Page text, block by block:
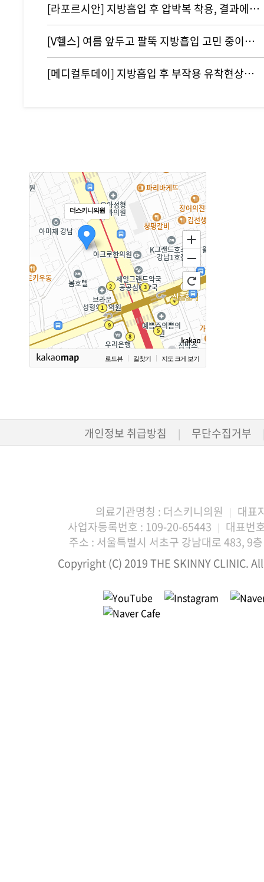
[라포르시안] 지방흡입 후 압박복 착용, 결과에 영향 주지 않아...통증…
[V헬스] 여름 앞두고 팔뚝 지방흡입 고민 중이라면 '이것' 주의해야
[메디컬투데이] 지방흡입 후 부작용 유착현상인 ‘바이오본드’ 개선하려면?
더스키니의원
로드뷰 길찾기 지도 크게 보기
개인정보 취급방침 | 무단수집거부
의료기관명칭 : 더스키니의원 |
대표
사업자등록번호 : 109-20-65443 |
대표번
주소 : 서울특별시 서초구 강남대로 483, 9
Copyright (C) 2019 THE SKINNY CLINIC.